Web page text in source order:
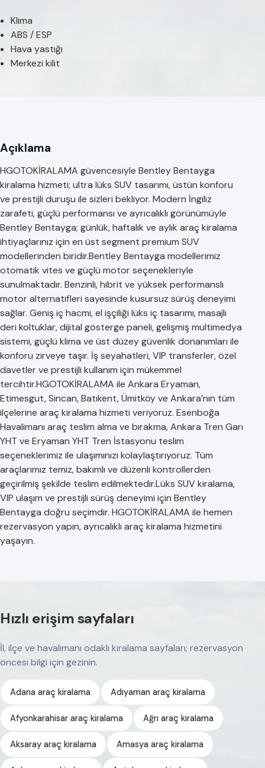
Klima
ABS / ESP
Hava yastığı
Merkezi kilit
Açıklama
HGOTOKİRALAMA güvencesiyle Bentley Bentayga
kiralama hizmeti; ultra lüks SUV tasarımı, üstün konforu
ve prestijli duruşu ile sizleri bekliyor. Modern İngiliz
zarafeti, güçlü performansı ve ayrıcalıklı görünümüyle
Bentley Bentayga; günlük, haftalık ve aylık araç kiralama
ihtiyaçlarınız için en üst segment premium SUV
modellerinden biridir.Bentley Bentayga modellerimiz
otomatik vites ve güçlü motor seçenekleriyle
sunulmaktadır. Benzinli, hibrit ve yüksek performanslı
motor alternatifleri sayesinde kusursuz sürüş deneyimi
sağlar. Geniş iç hacmi, el işçiliği lüks iç tasarımı, masajlı
deri koltuklar, dijital gösterge paneli, gelişmiş multimedya
sistemi, güçlü klima ve üst düzey güvenlik donanımları ile
konforu zirveye taşır. İş seyahatleri, VIP transferler, özel
davetler ve prestijli kullanım için mükemmel
tercihtir.HGOTOKİRALAMA ile Ankara Eryaman,
Etimesgut, Sincan, Batıkent, Ümitköy ve Ankara’nın tüm
ilçelerine araç kiralama hizmeti veriyoruz. Esenboğa
Havalimanı araç teslim alma ve bırakma, Ankara Tren Garı
YHT ve Eryaman YHT Tren İstasyonu teslim
seçeneklerimiz ile ulaşımınızı kolaylaştırıyoruz. Tüm
araçlarımız temiz, bakımlı ve düzenli kontrollerden
geçirilmiş şekilde teslim edilmektedir.Lüks SUV kiralama,
VIP ulaşım ve prestijli sürüş deneyimi için Bentley
Bentayga doğru seçimdir. HGOTOKİRALAMA ile hemen
rezervasyon yapın, ayrıcalıklı araç kiralama hizmetini
yaşayın.
Hızlı erişim sayfaları
İl, ilçe ve havalimanı odaklı kiralama sayfaları; rezervasyon
öncesi bilgi için gezinin.
Adana araç kiralama Adıyaman araç kiralama
Afyonkarahisar araç kiralama Ağrı araç kiralama
Aksaray araç kiralama Amasya araç kiralama